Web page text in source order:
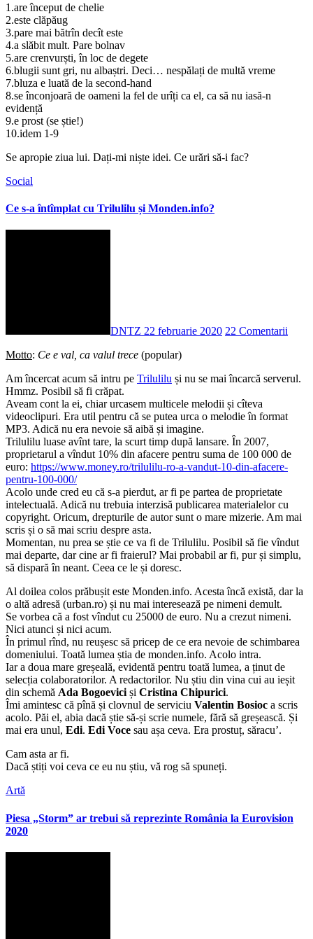
1.are început de chelie
2.este clăpăug
3.pare mai bătrîn decît este
4.a slăbit mult. Pare bolnav
5.are crenvurști, în loc de degete
6.blugii sunt gri, nu albaștri. Deci… nespălați de multă vreme
7.bluza e luată de la second-hand
8.se înconjoară de oameni la fel de urîți ca el, ca să nu iasă-n
evidență
9.e prost (se știe!)
10.idem 1-9
Se apropie ziua lui. Dați-mi niște idei. Ce urări să-i fac?
Social
Ce s-a întîmplat cu Trilulilu și Monden.info?
DNTZ 22 februarie 2020 22 Comentarii
Motto: Ce e val, ca valul trece (popular)
Am încercat acum să intru pe Trilulilu și nu se mai încarcă serverul.
Hmmz. Posibil să fi crăpat.
Aveam cont la ei, chiar urcasem multicele melodii și cîteva
videoclipuri. Era util pentru că se putea urca o melodie în format
MP3. Adică nu era nevoie să aibă și imagine.
Trilulilu luase avînt tare, la scurt timp după lansare. În 2007,
proprietarul a vîndut 10% din afacere pentru suma de 100 000 de
euro: https://www.money.ro/trilulilu-ro-a-vandut-10-din-afacere-
pentru-100-000/
Acolo unde cred eu că s-a pierdut, ar fi pe partea de proprietate
intelectuală. Adică nu trebuia interzisă publicarea materialelor cu
copyright. Oricum, drepturile de autor sunt o mare mizerie. Am mai
scris și o să mai scriu despre asta.
Momentan, nu prea se știe ce va fi de Trilulilu. Posibil să fie vîndut
mai departe, dar cine ar fi fraierul? Mai probabil ar fi, pur și simplu,
să dispară în neant. Ceea ce le și doresc.
Al doilea colos prăbușit este Monden.info. Acesta încă există, dar la
o altă adresă (urban.ro) și nu mai interesează pe nimeni demult.
Se vorbea că a fost vîndut cu 25000 de euro. Nu a crezut nimeni.
Nici atunci și nici acum.
În primul rînd, nu reușesc să pricep de ce era nevoie de schimbarea
domeniului. Toată lumea știa de monden.info. Acolo intra.
Iar a doua mare greșeală, evidentă pentru toată lumea, a ținut de
selecția colaboratorilor. A redactorilor. Nu știu din vina cui au ieșit
din schemă Ada Bogoeviciși Cristina Chipurici.
Îmi amintesc că pînă și clovnul de serviciu Valentin Bosioc a scris
acolo. Păi el, abia dacă știe să-și scrie numele, fără să greșească. Și
mai era unul, Edi. Edi Voce sau așa ceva. Era prostuț, săracu’.
Cam asta ar fi.
Dacă știți voi ceva ce eu nu știu, vă rog să spuneți.
Artă
Piesa „Storm” ar trebui să reprezinte România la Eurovision
2020